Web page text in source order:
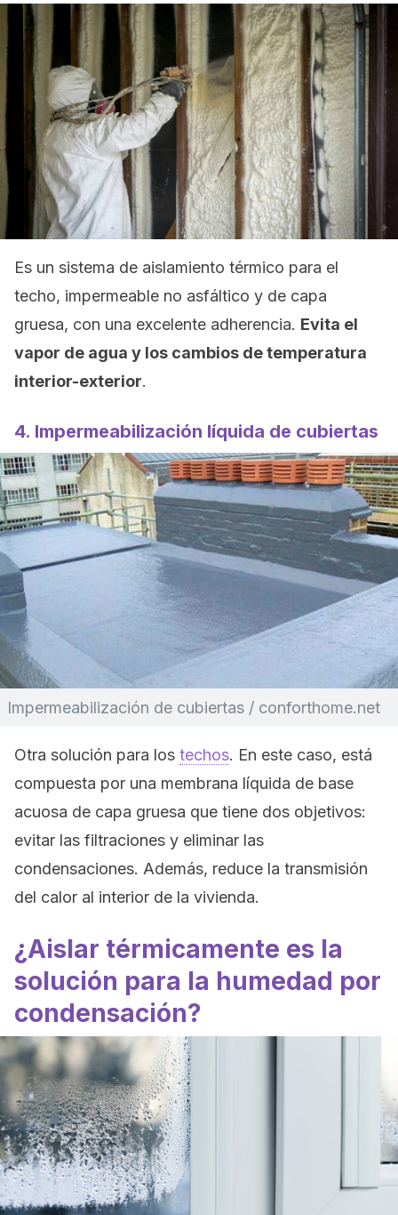
Es un sistema de aislamiento térmico para el
techo, impermeable no asfáltico y de capa
gruesa, con una excelente adherencia. Evita el
vapor de agua y los cambios de temperatura
interior-exterior.
4. Impermeabilización líquida de cubiertas
Impermeabilización de cubiertas / conforthome.net
Otra solución para los techos. En este caso, está
compuesta por una membrana líquida de base
acuosa de capa gruesa que tiene dos objetivos:
evitar las filtraciones y eliminar las
condensaciones. Además, reduce la transmisión
del calor al interior de la vivienda.
¿Aislar térmicamente es la
solución para la humedad por
condensación?